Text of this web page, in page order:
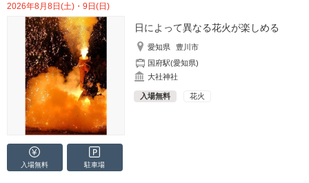
2026年8月8日(土)・9日(日)
日によって異なる花火が楽しめる
愛知県
豊川市
国府駅(愛知県)
大社神社
入場無料 花火
入場無料 駐車場